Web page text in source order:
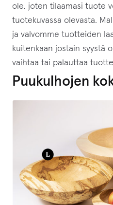
ole, joten tilaamasi tuote
tuotekuvassa olevasta.
ja valvomme tuotteiden
kuitenkaan jostain syystä
vaihtaa tai palauttaa
Puukulhojen